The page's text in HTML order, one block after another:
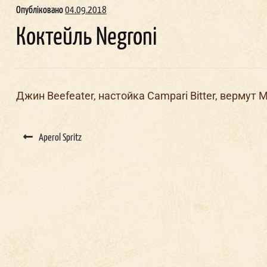
Опубліковано04.09.2018
Коктейль Negroni
Джин Beefeater, настойка Campari Bitter, вермут
Aperol Spritz